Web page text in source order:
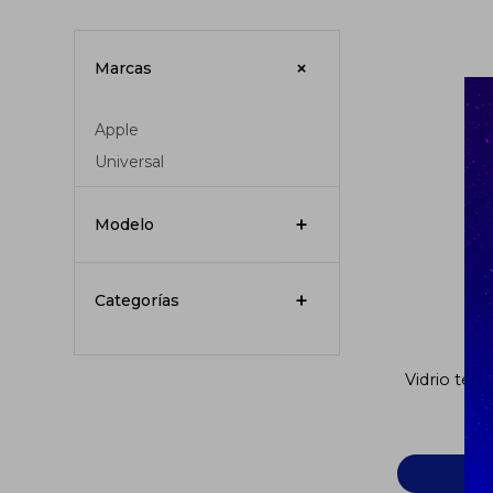
Vidrio
Marcas
Apple
Universal
Modelo
Categorías